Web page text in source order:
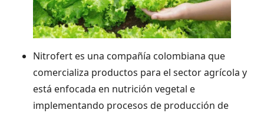
Nitrofert es una compañía colombiana que
comercializa productos para el sector agrícola y
está enfocada en nutrición vegetal e
implementando procesos de producción de